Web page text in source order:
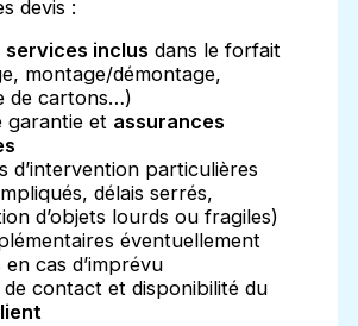
devis :
services inclus dans le forfait
montage/démontage,
de cartons…)
garantie et assurances
d’intervention particulières
délais serrés,
d’objets lourds ou fragiles)
éventuellement
cas d’imprévu
de contact et disponibilité du